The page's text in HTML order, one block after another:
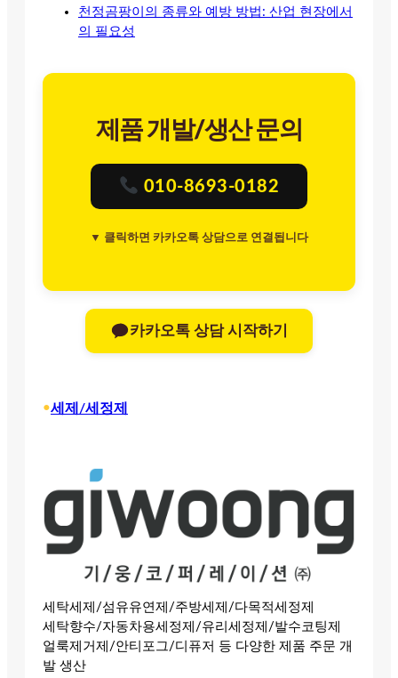
천정곰팡이의 종류와 예방 방법: 산업 현장에서
의 필요성
제품 개발/생산 문의
010-8693-0182
▼ 클릭하면 카카오톡 상담으로 연결됩니다
카카오톡 상담 시작하기
•세제/세정제
세탁세제/섬유유연제/주방세제/다목적세정제
세탁향수/자동차용세정제/유리세정제/발수코팅제
얼룩제거제/안티포그/디퓨저 등 다양한 제품 주문 개
발 생산